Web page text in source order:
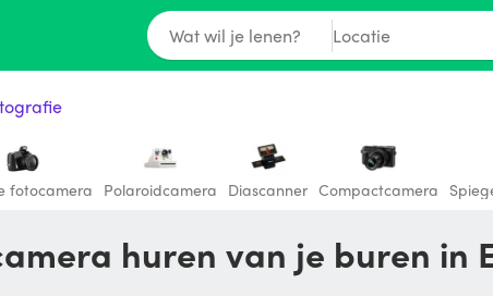
Wat wil je lenen? Locatie
fotocamera Polaroidcamera Diascanner Compactcamera
huren van je buren in